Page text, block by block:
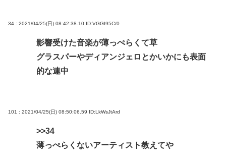
34 : 2021/04/25(日) 08:42:38.10 ID:VGGI95C/0
影響受けた音楽が薄っぺらくて草
グラスパーやディアンジェロとかいかにも表面
的な連中
101 : 2021/04/25(日) 08:50:06.59 ID:LkWsJtArd
>>34
薄っぺらくないアーティスト教えてや